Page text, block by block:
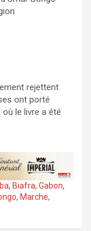
rejettent
ont porté
le livre a été
, Biafra, Gabon,
, Marche,